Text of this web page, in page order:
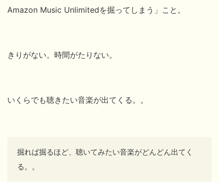
Amazon Music Unlimitedを掘ってしまう」こと。
きりがない。時間がたりない。
いくらでも聴きたい音楽が出てくる。。
掘れば掘るほど、聴いてみたい音楽がどんどん出てく
る。。